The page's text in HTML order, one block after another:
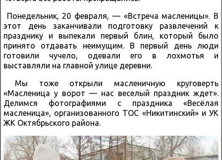
Понедельник, 20 февраля, — «Встреча масленицы». В
этот день заканчивали подготовку развлечений к
празднику и выпекали первый блин, который было
принято отдавать неимущим. В первый день люди
готовили чучело, одевали его в лохмотья и
выставляли на главной улице деревни.
Мы тоже открыли масленичную круговерть
«Масленица у ворот — нас веселый праздник ждет».
Делимся фотографиями с праздника «Весёлая
масленица», организованного ТОС «Никитинский» и УК
ЖК Октябрьского района.